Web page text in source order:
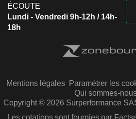
ÉCOUTE
Lundi - Vendredi 9h-12h / 14h-
18h
Mentions légales Paramétrer les
Qui sommes-
Copyright © 2026 Surperformance
Les cotations sont fournies par